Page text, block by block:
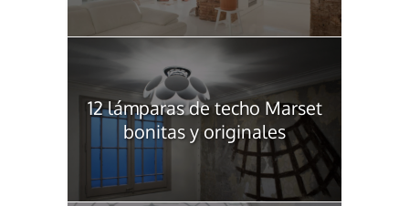
12 lámparas de techo Marset
bonitas y originales